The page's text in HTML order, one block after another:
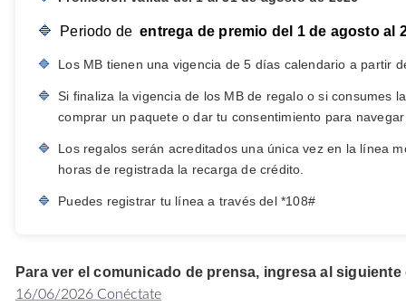
🔷 Periodo de entrega de premio del 1 de agosto al
🔷 Los MB tienen una vigencia de 5 días calendario a partir
🔷 Si finaliza la vigencia de los MB de regalo o si consumes
comprar un paquete o dar tu consentimiento para
🔷
Los regalos serán acreditados una única vez en la línea
horas de registrada la recarga de crédito.
🔷 Puedes registrar tu línea a través del *108#
Para ver el comunicado de prensa, ingresa al siguiente
16/06/2026 Conéctate